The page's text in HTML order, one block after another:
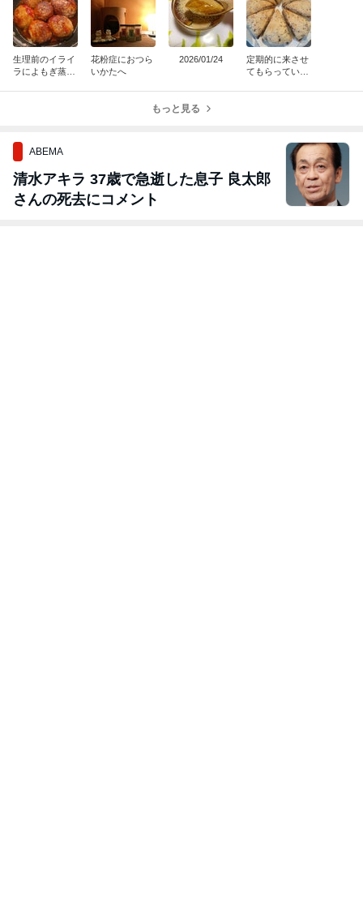
生理前のイライ
ラによもぎ蒸し
花粉症におつら
いかたへ
2026/01/24
定期的に来させ
てもらっている
もっと見る
ABEMA
清水アキラ 37歳で急逝した息子 良太郎
さんの死去にコメント